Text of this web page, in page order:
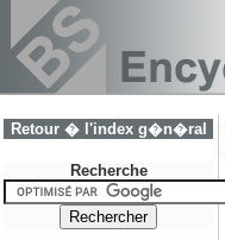
Retour � l'index g�n�ral
Recherche